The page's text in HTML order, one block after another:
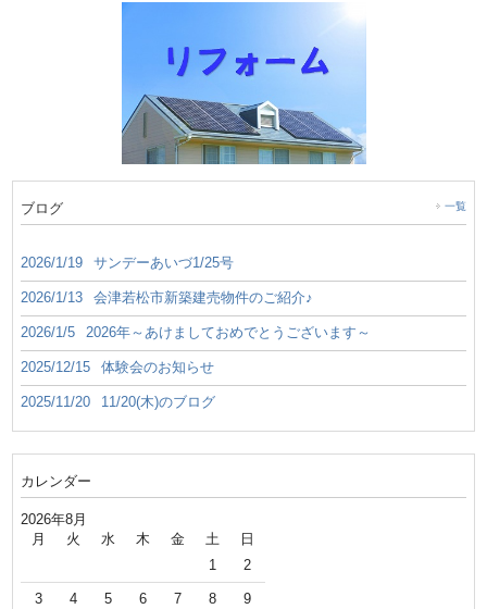
ブログ 一覧
2026/1/19 サンデーあいづ1/25号
2026/1/13 会津若松市新築建売物件のご紹介♪
2026/1/5 2026年～あけましておめでとうございます～
2025/12/15 体験会のお知らせ
2025/11/20 11/20(木)のブログ
カレンダー
2026年8月
月 火 水 木 金 土 日
1 2
3 4 5 6 7 8 9